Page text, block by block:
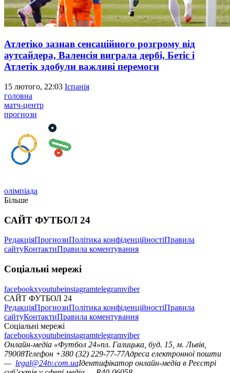
Атлетіко зазнав сенсаційного розгрому від
аутсайдера, Валенсія виграла дербі, Бетіс і
Атлетік здобули важливі перемоги
15 лютого, 22:03 Іспанія
головна
матч-центр
прогнози
олімпіада
Більше
САЙТ ФУТБОЛ 24
РедакціяПрогнозиПолітика конфіденційностіПравила
сайтуКонтактиПравила коментування
Соціальні мережі
facebookxyoutubeinstagramtelegramviber
САЙТ ФУТБОЛ 24
РедакціяПрогнозиПолітика конфіденційностіПравила
сайтуКонтактиПравила коментування
Соціальні мережі
facebookxyoutubeinstagramtelegramviber
Онлайн-медіа «Футбол 24»пл. Галицька, буд. 15, м. Львів,
79008Телефон +380 (32) 229-77-77Адреса електронної пошти
— legal@24tv.com.uaІдентифікатор онлайн-медіа в Реєстрі